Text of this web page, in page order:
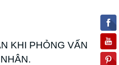
KHI PHỎNG VẤN